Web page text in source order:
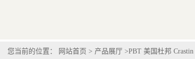
您当前的位置： 网站首页 > 产品展厅 >PBT 美国杜邦 Crastin